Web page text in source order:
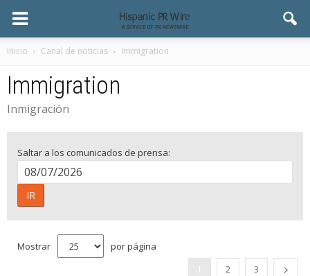
Inicio Canal de noticias Immigration
Immigration
Inmigración
Saltar a los comunicados de prensa:
IR
Mostrar por página
2 3